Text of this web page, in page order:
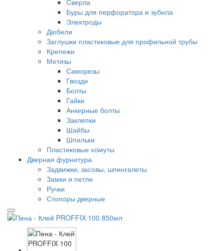
Сверла
Буры для перфоратора и зубила
Электроды
Дюбели
Заглушки пластиковые для профильной трубы
Крепежи
Метизы
Саморезы
Гвозди
Болты
Гайки
Анкерные болты
Заклепки
Шайбы
Шпильки
Пластиковые хомуты
Дверная фурнитура
Задвижки, засовы, шпингалеты
Замки и петли
Ручки
Стопоры дверные